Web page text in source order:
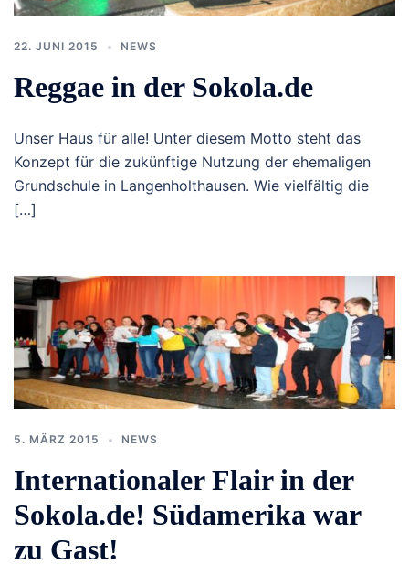
22. JUNI 2015 NEWS
Reggae in der Sokola.de
Unser Haus für alle! Unter diesem Motto steht das
Konzept für die zukünftige Nutzung der ehemaligen
Grundschule in Langenholthausen. Wie vielfältig die
[…]
5. MÄRZ 2015 NEWS
Internationaler Flair in der
Sokola.de! Südamerika war
zu Gast!